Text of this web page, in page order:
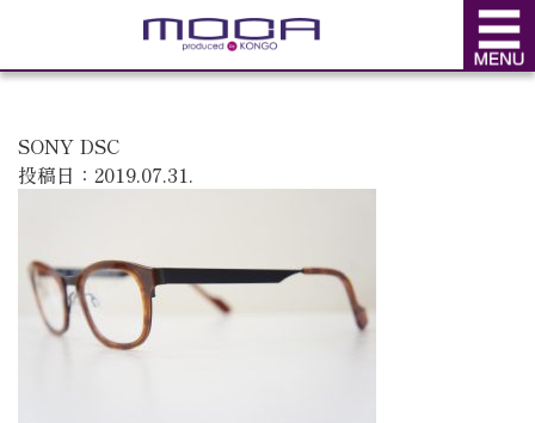
BLOG
SONY DSC
投稿日：2019.07.31.